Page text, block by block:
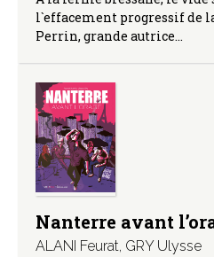
l`effacement progressif de
Perrin, grande autrice…
Nanterre avant
ALANI Feurat, GRY Ulysse